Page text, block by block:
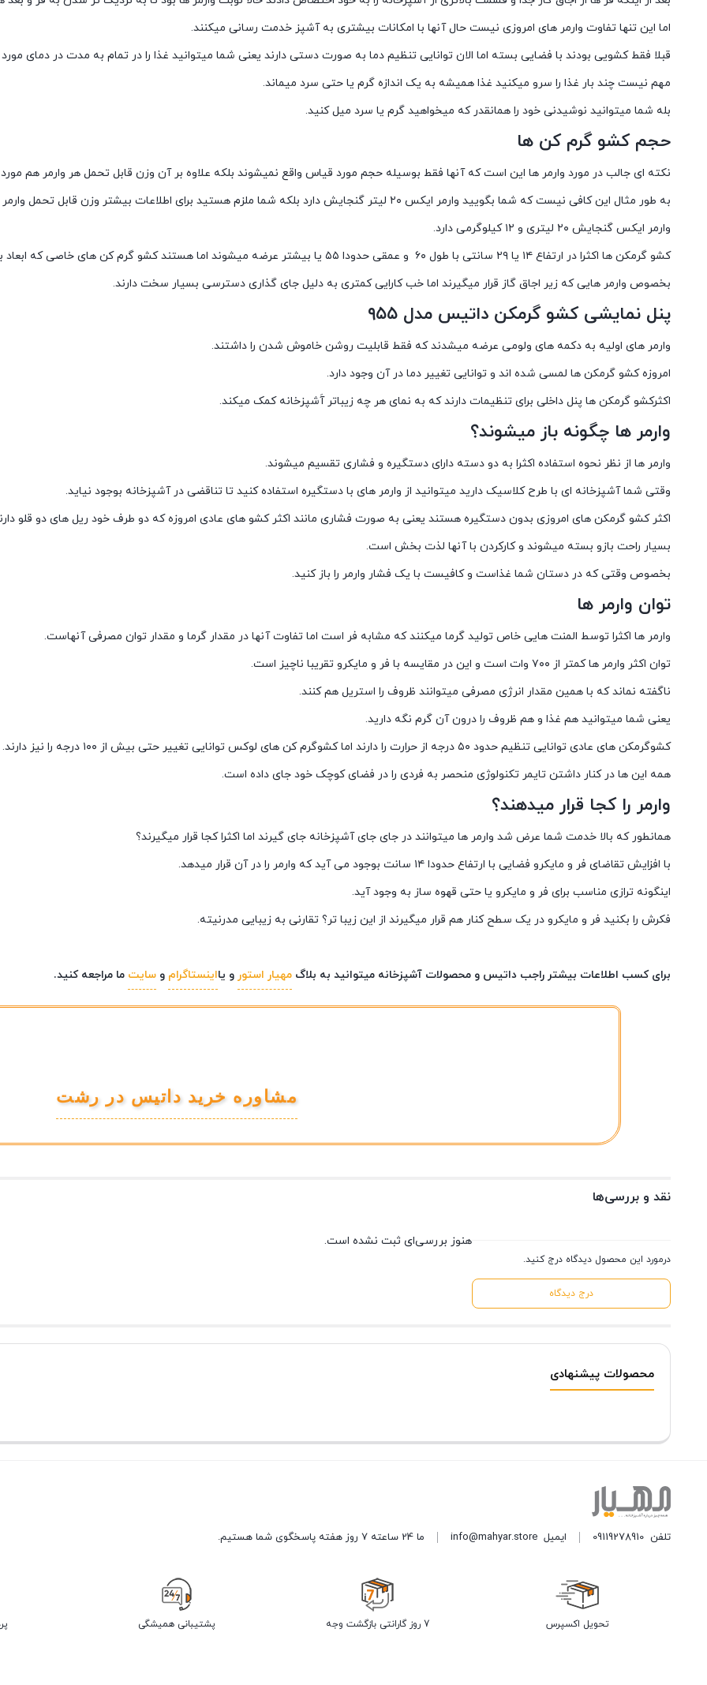
اما این تنها تفاوت وارمر های امروزی نیست حال آنها با امکانات بیشتری به آشپز خدمت رسانی میکنند.
قبلا فقط کشویی بودند با فضایی بسته اما الان توانایی تنظیم دما به صورت دستی دارند یعنی شما میتوانید غذا را در تمام به مدت در دمای
مهم نیست چند بار غذا را سرو میکنید غذا همیشه به یک اندازه گرم یا حتی سرد میماند.
بله شما میتوانید نوشیدنی خود را همانقدر که میخواهید گرم یا سرد میل کنید.
حجم کشو گرم کن ها
نکته ای جالب در مورد وارمر ها این است که آنها فقط بوسیله حجم مورد قیاس واقع نمیشوند بلکه علاوه بر آن وزن قابل تحمل هر وارمر هم
به طور مثال این کافی نیست که شما بگویید وارمر ایکس ۲۰ لیتر گنجایش دارد بلکه شما ملزم هستید برای اطلاعات بیشتر وزن قابل تحمل وارمر را هم ذکر کنید.
وارمر ایکس گنجایش ۲۰ لیتری و ۱۲ کیلوگرمی دارد.
کشو گرمکن ها اکثرا در ارتفاع ۱۴ یا ۲۹ سانتی با طول ۶۰ و عمقی حدودا ۵۵ یا بیشتر عرضه میشوند اما هستند کشو گرم کن های خاصی که ابعاد بزرگتری نیز دارند و بسیار هم محبوب هستند.
بخصوص وارمر هایی که زیر اجاق گاز قرار میگیرند اما خب کارایی کمتری به دلیل جای گذاری دسترسی بسیار سخت دارند.
پنل نمایشی کشو گرمکن داتیس مدل ۹۵۵
وارمر های اولیه به دکمه های ولومی عرضه میشدند که فقط قابلیت روشن خاموش شدن را داشتند.
امروزه کشو گرمکن ها لمسی شده اند و توانایی تغییر دما در آن وجود دارد.
اکثرکشو گرمکن ها پنل داخلی برای تنظیمات دارند که به نمای هر چه زیباتر آَشپزخانه کمک میکند.
وارمر ها چگونه باز میشوند؟
وارمر ها از نظر نحوه استفاده اکثرا به دو دسته دارای دستگیره و فشاری تقسیم میشوند.
وقتی شما آشپزخانه ای با طرح کلاسیک دارید میتوانید از وارمر های با دستگیره استفاده کنید تا تناقضی در آشپزخانه بوجود نیاید.
اکثر کشو گرمکن های امروزی بدون دستگیره هستند یعنی به صورت فشاری مانند اکثر کشو های عادی امروزه که دو طرف خود ریل های دو قلو
بسیار راحت بازو بسته میشوند و کارکردن با آنها لذت بخش است.
بخصوص وقتی که در دستان شما غذاست و کافیست با یک فشار وارمر را باز کنید.
توان وارمر ها
وارمر ها اکثرا توسط المنت هایی خاص تولید گرما میکنند که مشابه فر است اما تفاوت آنها در مقدار گرما و مقدار توان مصرفی آنهاست.
توان اکثر وارمر ها کمتر از ۷۰۰ وات است و این در مقایسه با فر و مایکرو تقریبا ناچیز است.
ناگفته نماند که با همین مقدار انرژی مصرفی میتوانند ظروف را استریل هم کنند.
یعنی شما میتوانید هم غذا و هم ظروف را درون آن گرم نگه دارید.
کشوگرمکن های عادی توانایی تنظیم حدود ۵۰ درجه از حرارت را دارند اما کشوگرم کن های لوکس توانایی تغییر حتی بیش از ۱۰۰ درجه را نیز دارند.
همه این ها در کنار داشتن تایمر تکنولوژی منحصر به فردی را در فضای کوچک خود جای داده است.
وارمر را کجا قرار میدهند؟
همانطور که بالا خدمت شما عرض شد وارمر ها میتوانند در جای جای آشپزخانه جای گیرند اما اکثرا کجا قرار میگیرند؟
با افزایش تقاضای فر و مایکرو فضایی با ارتفاع حدودا ۱۴ سانت بوجود می آید که وارمر را در آن قرار میدهد.
اینگونه ترازی مناسب برای فر و مایکرو یا حتی قهوه ساز به وجود آید.
فکرش را بکنید فر و مایکرو در یک سطح کنار هم قرار میگیرند از این زیبا تر؟ تقارنی به زیبایی مدرنیته.
برای کسب اطلاعات بیشتر راجب داتیس و محصولات آشپزخانه میتوانید به بلاگمهیار استور و یااینستاگرام وسایت ما مراجعه کنید.
مشاوره خرید داتیس در رشت
نقد و بررسی‌ها
درمورد این محصول دیدگاه درج کنید.
درج دیدگاه
هنوز بررسی‌ای ثبت نشده است.
محصولات پیشنهادی
تلفن09119278910 ایمیلinfo@mahyar.store ما 24 ساعته 7 روز هفته پاسخگوی شما هستیم.
تحویل اکسپرس 7 روز گارانتی بازگشت وجه پشتیبانی همیشگی